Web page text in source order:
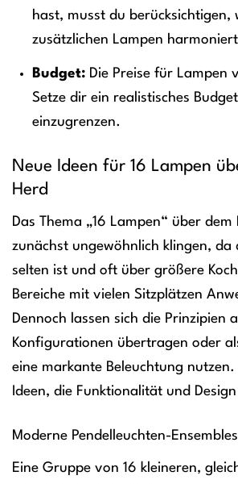
hast, musst du berücksichtigen,
zusätzlichen Lampen
Budget:Die Preise für Lampen
Setze dir ein realistisches
einzugrenzen.
Neue Ideen für 16 Lampen
Herd
Das Thema „16 Lampen“ über dem
zunächst ungewöhnlich klingen, da
selten ist und oft über größere
Bereiche mit vielen Sitzplätzen
Dennoch lassen sich die Prinzipien
Konfigurationen übertragen oder
eine markante Beleuchtung
Ideen, die Funktionalität und
Moderne Pendelleuchten-Ensembles
Eine Gruppe von 16 kleineren,